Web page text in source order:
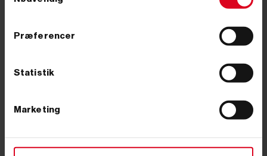
Præferencer
Statistik
Marketing